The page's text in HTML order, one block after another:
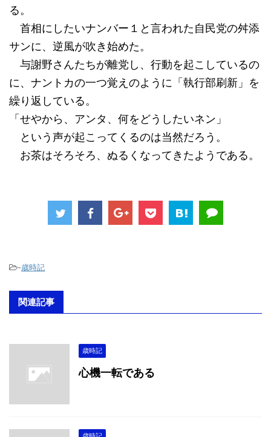
る。
首相にしたいナンバー１と言われた自民党の舛添
サンに、逆風が吹き始めた。
与謝野さんたちが離党し、行動を起こしているの
に、ナントカの一つ覚えのように「執行部刷新」を
繰り返している。
「せやから、アンタ、何をどうしたいネン」
という声が起こってくるのは当然だろう。
お茶はそろそろ、ぬるくなってきたようである。
-歳時記
関連記事
歳時記
心機一転である